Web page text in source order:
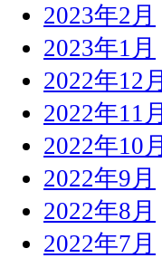
2023年2月
2023年1月
2022年12月
2022年11月
2022年10月
2022年9月
2022年8月
2022年7月